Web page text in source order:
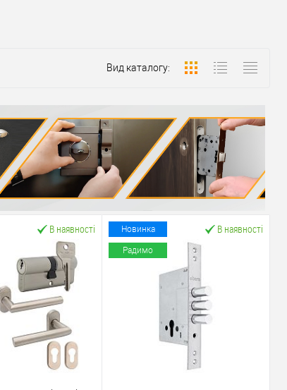
Вид каталогу:
В наявності Новинка
Радимо
В наявності